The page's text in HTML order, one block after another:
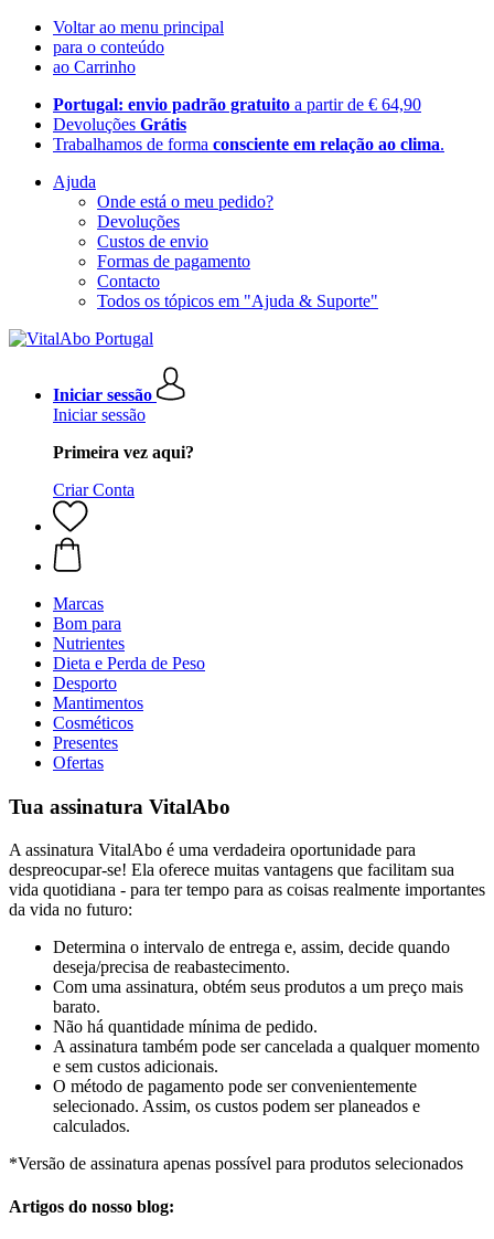
Voltar ao menu principal
para o conteúdo
ao Carrinho
Portugal: envio padrão gratuito a partir de € 64,90
Devoluções Grátis
Trabalhamos de forma consciente em relação ao clima.
Ajuda
Onde está o meu pedido?
Devoluções
Custos de envio
Formas de pagamento
Contacto
Todos os tópicos em "Ajuda & Suporte"
Iniciar sessão
Iniciar sessão
Primeira vez aqui?
Criar Conta
Marcas
Bom para
Nutrientes
Dieta e Perda de Peso
Desporto
Mantimentos
Cosméticos
Presentes
Ofertas
Tua assinatura VitalAbo
A assinatura VitalAbo é uma verdadeira oportunidade para
despreocupar-se! Ela oferece muitas vantagens que facilitam sua
vida quotidiana - para ter tempo para as coisas realmente importantes
da vida no futuro:
Determina o intervalo de entrega e, assim, decide quando
deseja/precisa de reabastecimento.
Com uma assinatura, obtém seus produtos a um preço mais
barato.
Não há quantidade mínima de pedido.
A assinatura também pode ser cancelada a qualquer momento
e sem custos adicionais.
O método de pagamento pode ser convenientemente
selecionado. Assim, os custos podem ser planeados e
calculados.
*Versão de assinatura apenas possível para produtos selecionados
Artigos do nosso blog: